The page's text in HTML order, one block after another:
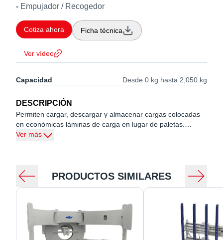
- Empujador / Recogedor
Cotiza ahora Ficha técnica
Ver vídeo
Capacidad Desde 0 kg hasta 2,050 kg
DESCRIPCIÓN
Permiten cargar, descargar y almacenar cargas colocadas
en económicas láminas de carga en lugar de paletas.
Los productos típicamente manipulados con
bebidas embotelladas.
Ver más
PRODUCTOS SIMILARES